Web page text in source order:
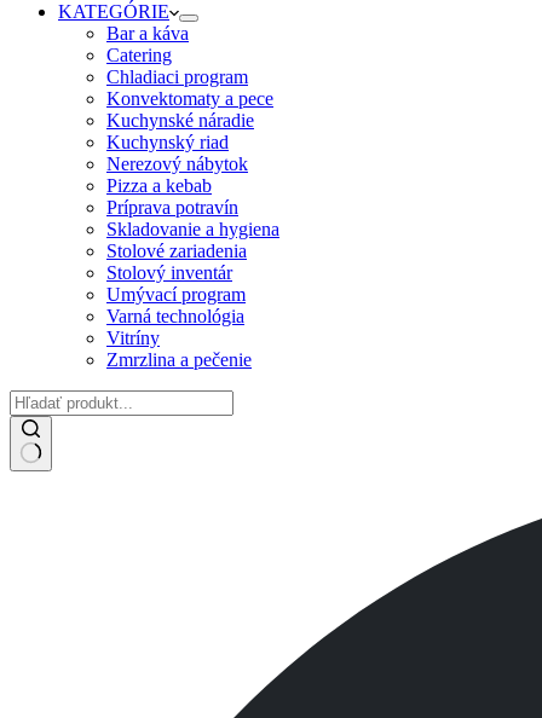
KATEGÓRIE
Bar a káva
Catering
Chladiaci program
Konvektomaty a pece
Kuchynské náradie
Kuchynský riad
Nerezový nábytok
Pizza a kebab
Príprava potravín
Skladovanie a hygiena
Stolové zariadenia
Stolový inventár
Umývací program
Varná technológia
Vitríny
Zmrzlina a pečenie